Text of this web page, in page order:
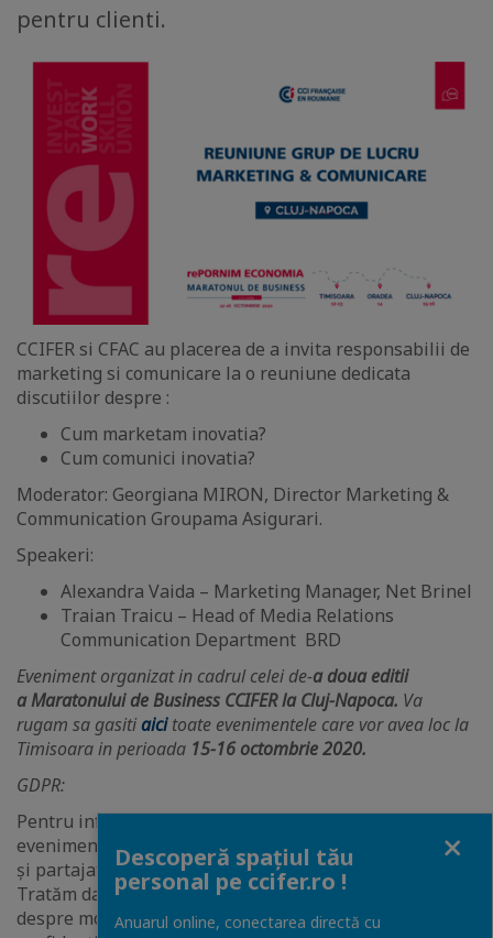
pentru clienti.
CCIFER si CFAC au placerea de a invita responsabilii de
marketing si comunicare la o reuniune dedicata
discutiilor despre :
Cum marketam inovatia?
Cum comunici inovatia?
Moderator: Georgiana MIRON, Director Marketing &
Communication Groupama Asigurari.
Speakeri:
Alexandra Vaida – Marketing Manager, Net Brinel
Traian Traicu – Head of Media Relations
Communication Department BRD
Eveniment organizat in cadrul celei de-a doua editii
a Maratonului de Business CCIFER la Cluj-Napoca. Va
rugam sa gasitiaici toate evenimentele care vor avea loc la
Timisoara in perioada 15-16 octombrie 2020.
GDPR:
Pentru informarea tuturor participanților la
eveniment, această sesiune online poate fi înregistrată
și partajată, numai cu membrii comunității noastre.
Tratăm datele cu toată responsabilitatea, găsiți detalii
despre modul de prelucrare și măsurile de protejare a
Descoperă spațiul tău
personal pe ccifer.ro !
Anuarul online, conectarea directă cu